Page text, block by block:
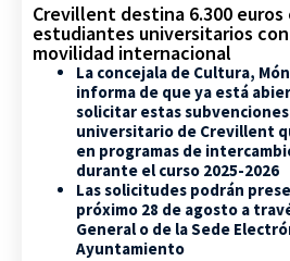
Crevillent destina 6.300 euros
estudiantes universitarios
movilidad internacional
La concejala de Cultura,
informa de que ya está
solicitar estas
universitario de Crevillent
en programas de
durante el curso 2025-2026
Las solicitudes podrán
próximo 28 de agosto a
General o de la Sede
Ayuntamiento